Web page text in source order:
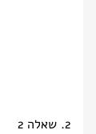
2. שאלה 2